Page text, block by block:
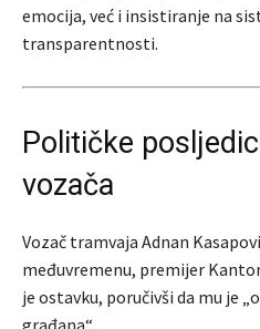
emocija, već i insistiranje na
transparentnosti.
Političke
vozača
Vozač tramvaja Adnan
međuvremenu, premijer
je ostavku, poručivši da mu je
građana“.